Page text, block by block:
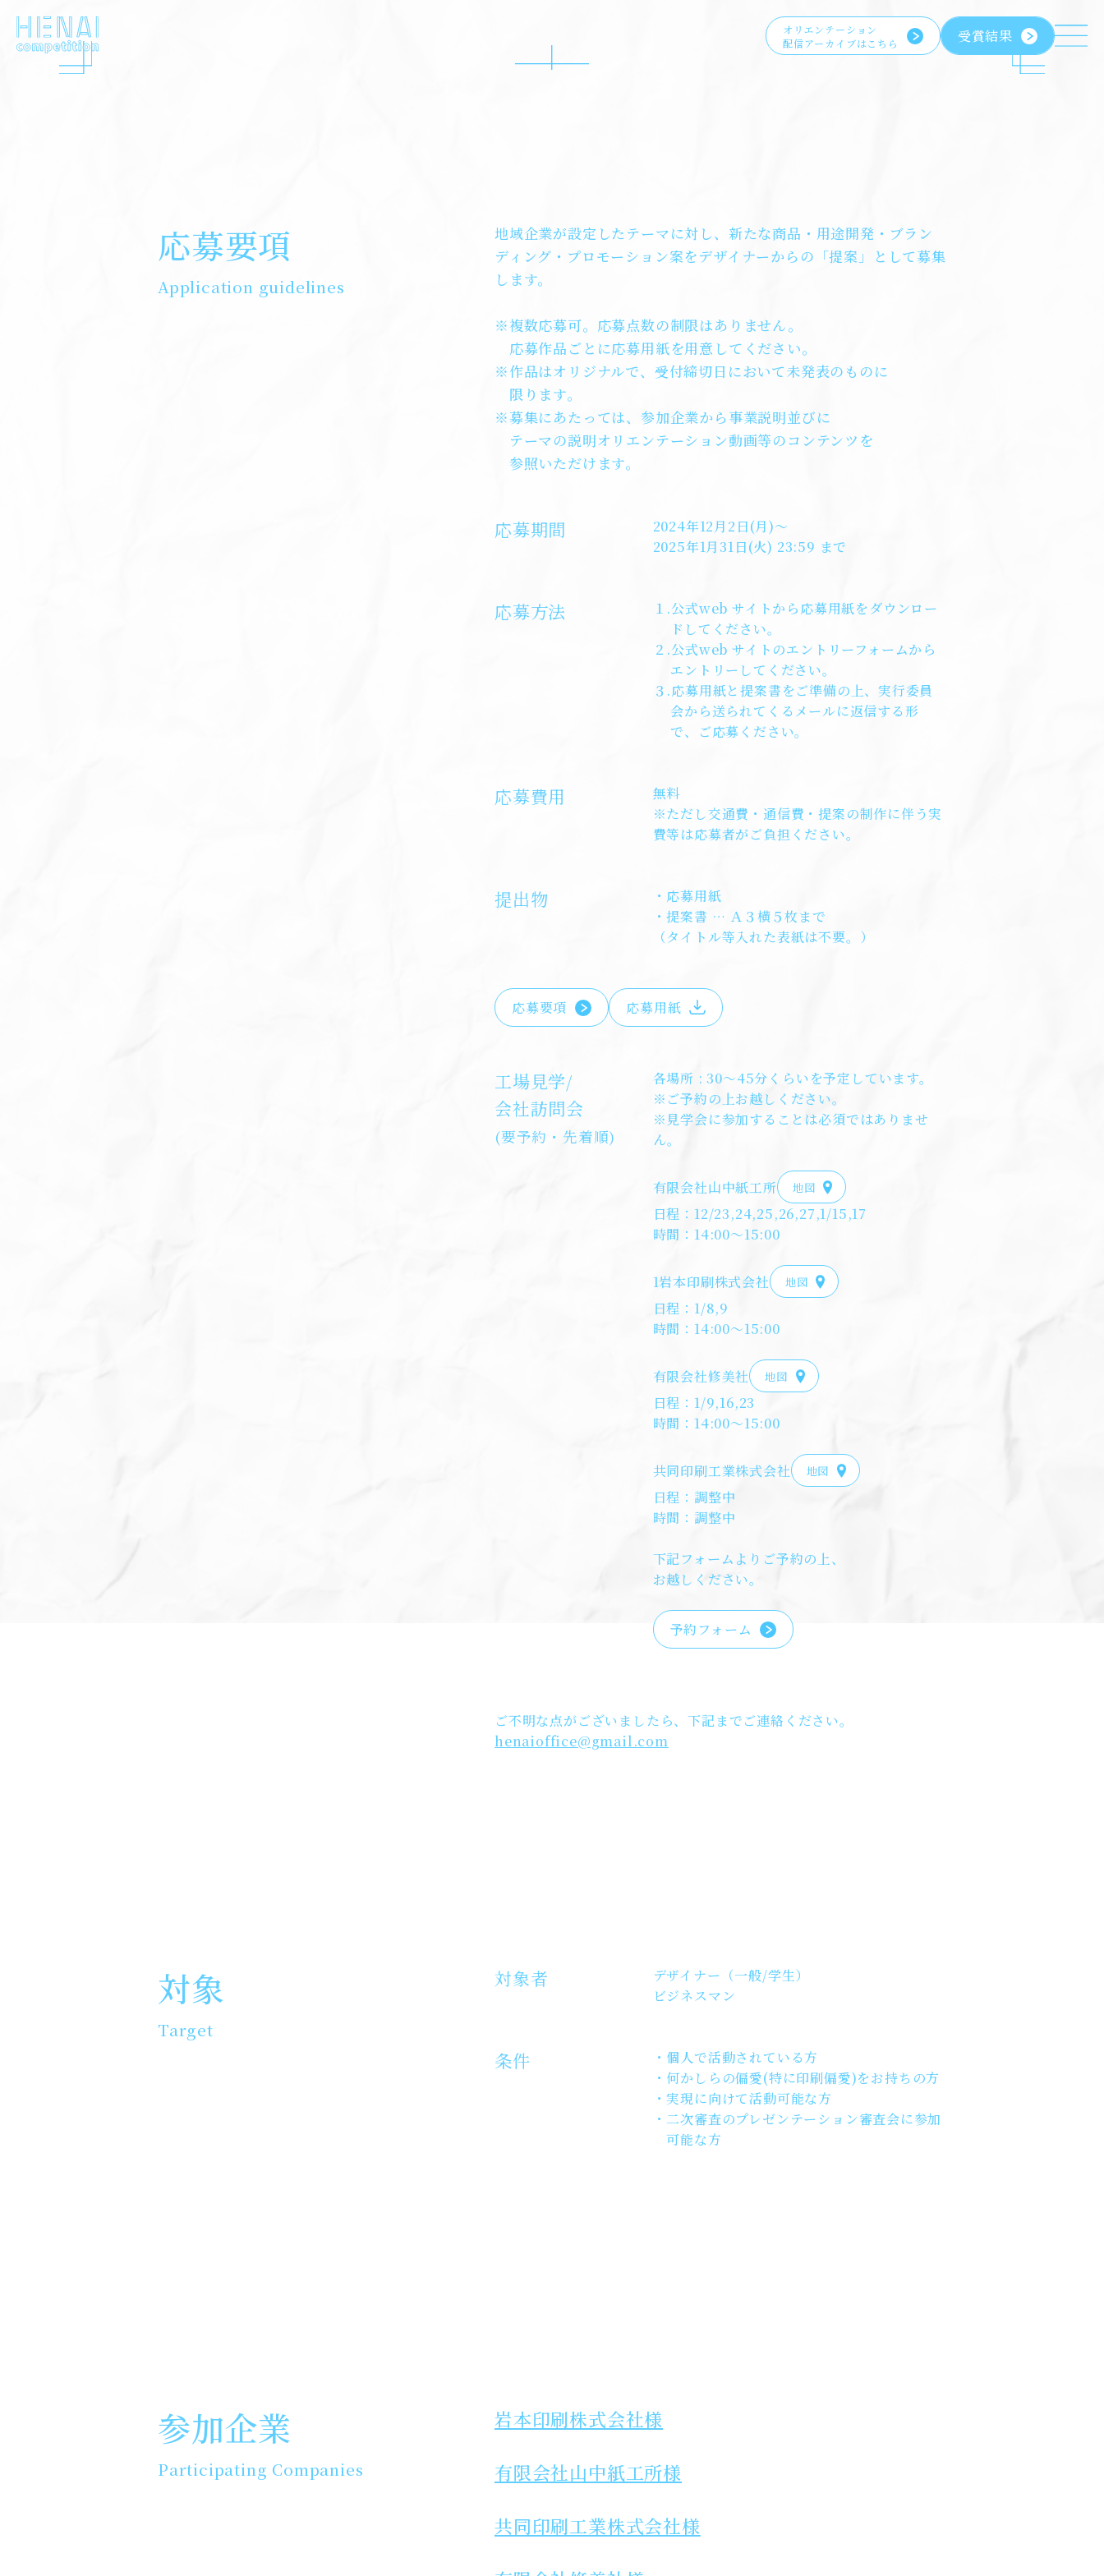
オリエンテーション
配信アーカイブはこちら
受賞結果
応募要項
Application guidelines
地域企業が設定したテーマに対し、新たな商品・用途開発・ブラン
ディング・プロモーション案をデザイナーからの「提案」として募集
します。
※複数応募可。応募点数の制限はありません。
応募作品ごとに応募用紙を用意してください。
※作品はオリジナルで、受付締切日において未発表のものに
限ります。
※募集にあたっては、参加企業から事業説明並びに
テーマの説明オリエンテーション動画等のコンテンツを
参照いただけます。
応募期間
2024年12月2日(月)〜
2025年1月31日(火) 23:59 まで
応募方法
１.公式web サイトから応募用紙をダウンロー
ドしてください。
２.公式web サイトのエントリーフォームから
エントリーしてください。
３.応募用紙と提案書をご準備の上、実行委員
会から送られてくるメールに返信する形
で、ご応募ください。
応募費用
無料
※ただし交通費・通信費・提案の制作に伴う実
費等は応募者がご負担ください。
提出物
・応募用紙
・提案書 … Ａ３横５枚まで
（タイトル等入れた表紙は不要。）
応募要項 応募用紙
工場見学/
会社訪問会
(要予約・先着順)
各場所 : 30～45分くらいを予定しています。
※ご予約の上お越しください。
※見学会に参加することは必須ではありませ
ん。
有限会社山中紙工所 地図
日程：12/23,24,25,26,27,1/15,17
時間：14:00～15:00
1岩本印刷株式会社 地図
日程：1/8,9
時間：14:00～15:00
有限会社修美社 地図
日程：1/9,16,23
時間：14:00～15:00
共同印刷工業株式会社 地図
日程：調整中
時間：調整中
下記フォームよりご予約の上、
お越しください。
予約フォーム
ご不明な点がございましたら、下記までご連絡ください。
henaioffice@gmail.com
対象
Target
対象者
デザイナー（一般/学生）
ビジネスマン
条件
・個人で活動されている方
・何かしらの偏愛(特に印刷偏愛)をお持ちの方
・実現に向けて活動可能な方
・二次審査のプレゼンテーション審査会に参加
可能な方
参加企業
Participating Companies
岩本印刷株式会社様
有限会社山中紙工所様
共同印刷工業株式会社様